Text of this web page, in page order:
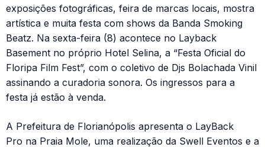
exposições fotográficas, feira de marcas locais, mostra
artística e muita festa com shows da Banda Smoking
Beatz. Na sexta-feira (8) acontece no Layback
Basement no próprio Hotel Selina, a “Festa Oficial do
Floripa Film Fest”, com o coletivo de Djs Bolachada Vinil
assinando a curadoria sonora. Os ingressos para a
festa já estão à venda.
A Prefeitura de Florianópolis apresenta o LayBack
Pro na Praia Mole, uma realização da Swell Eventos e a